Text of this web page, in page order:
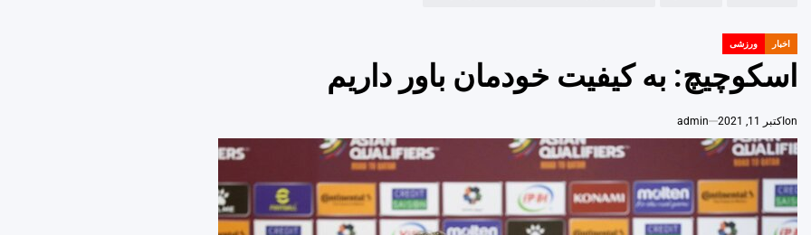
POSTED
IN
اخبار ورزشی
اسکوچیچ: به کیفیت خودمان باور داریم
onاکتبر 11, 2021 admin